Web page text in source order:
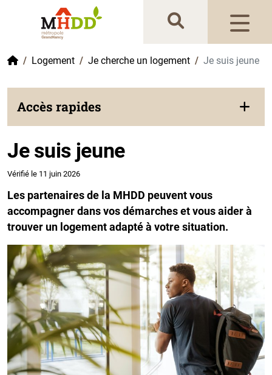
Gestion de vos préférences sur les cookies
AccueilLogement Je cherche un logement Je suis jeune
Accès rapides
Je suis jeune
Vérifié le 11 juin 2026
Les partenaires de la MHDD peuvent vous
accompagner dans vos démarches et vous aider à
trouver un logement adapté à votre situation.